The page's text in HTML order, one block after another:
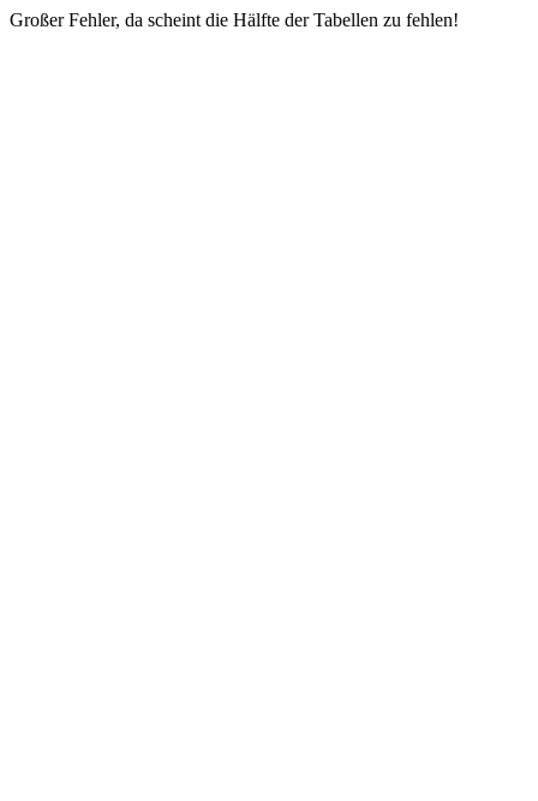
Großer Fehler, da scheint die Hälfte der Tabellen zu fehlen!